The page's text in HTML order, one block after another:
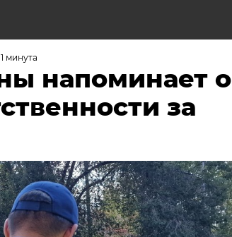
минута
напоминает о
за